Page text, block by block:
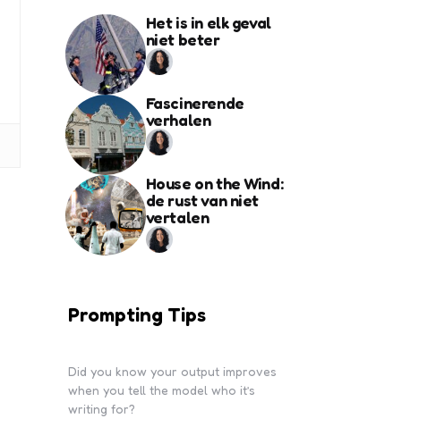
Het is in elk geval
niet beter
Fascinerende
verhalen
House on the Wind:
de rust van niet
vertalen
Prompting Tips
Did you know your output improves
when you tell the model who it’s
writing for?